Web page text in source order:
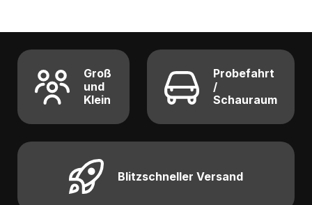
Groß
und
Klein
Probefahrt
/
Schauraum
Blitzschneller Versand